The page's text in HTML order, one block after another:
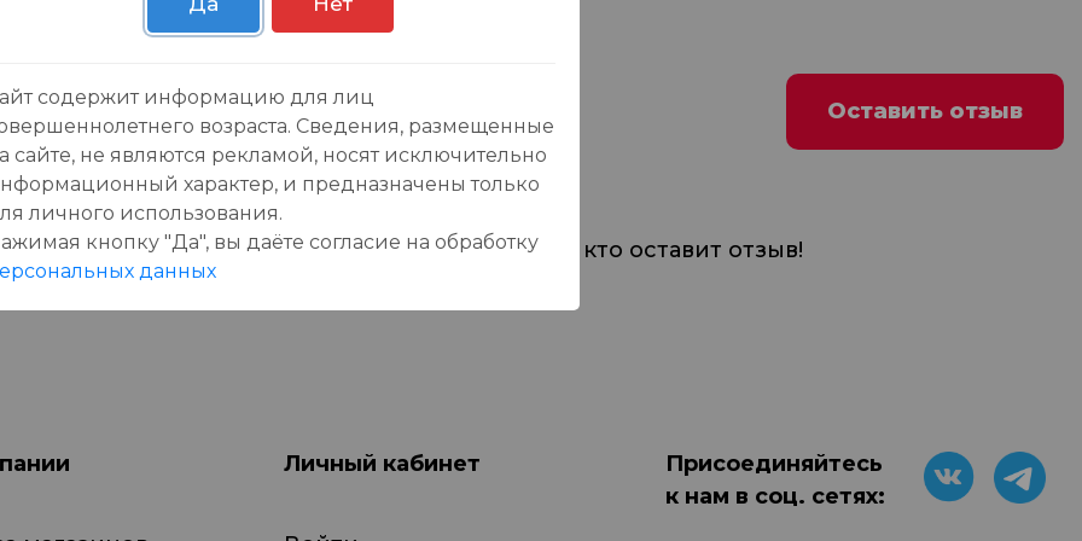
Оставить отзыв
товара еще нет отзывов, будьте первым, кто оставит отзыв!
Личный кабинет
Присоединяйтесь
к нам в соц. сетях:
содержит информацию для лиц
возраста. Сведения, размещенные
сайте, не являются рекламой, носят исключительно
характер, и предназначены только
личного использования.
кнопку "Да", вы даёте cогласие на обработку
данных